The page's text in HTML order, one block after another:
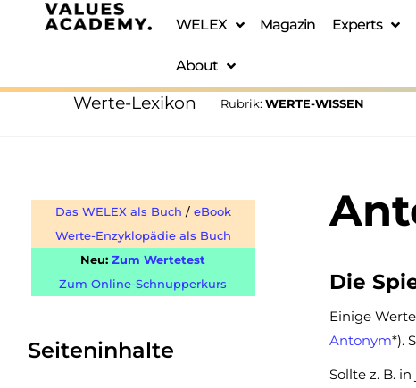
WELEX Magazin Experts
About
Werte-Lexikon Rubrik:WERTE-WISSEN
Das WELEX als Buch / eBook
Werte-Enzyklopädie als Buch
Neu:Zum Wertetest
Zum Online-Schnupperkurs
Seiteninhalte
Die
Einige
Antonym*).
Sollte z. B.